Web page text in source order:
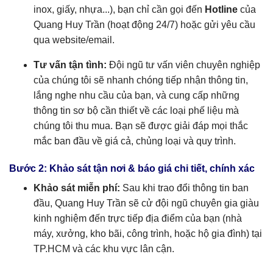
inox, giấy, nhựa...), bạn chỉ cần gọi đến Hotline của
Quang Huy Trần (hoạt động 24/7) hoặc gửi yêu cầu
qua website/email.
Tư vấn tận tình: Đội ngũ tư vấn viên chuyên nghiệp
của chúng tôi sẽ nhanh chóng tiếp nhận thông tin,
lắng nghe nhu cầu của bạn, và cung cấp những
thông tin sơ bộ cần thiết về các loại phế liệu mà
chúng tôi thu mua. Bạn sẽ được giải đáp mọi thắc
mắc ban đầu về giá cả, chủng loại và quy trình.
Bước 2: Khảo sát tận nơi & báo giá chi tiết, chính xác
Khảo sát miễn phí: Sau khi trao đổi thông tin ban
đầu, Quang Huy Trần sẽ cử đội ngũ chuyên gia giàu
kinh nghiệm đến trực tiếp địa điểm của bạn (nhà
máy, xưởng, kho bãi, công trình, hoặc hộ gia đình) tại
TP.HCM và các khu vực lân cận.